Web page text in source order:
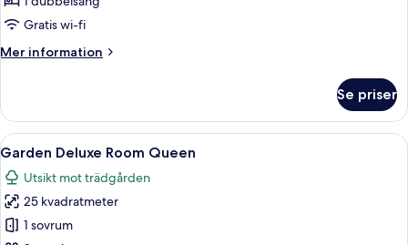
Gratis wi-fi
Mer information
Mer
Bungalow
Queen
Se priser
Öppna
alla
foton
för
Garden
Ett sovrum med en säng under ett
2
Garden Deluxe Room Queen
Utsikt mot trädgården
25 kvadratmeter
1 sovrum